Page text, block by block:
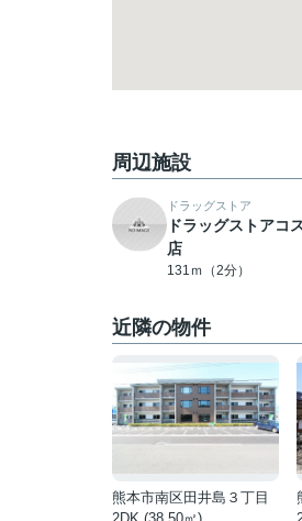
周辺施設
ドラッグストア
ドラッグストアコ
店
131ｍ（2分）
近隣の物件
熊本市南区田井島３丁目